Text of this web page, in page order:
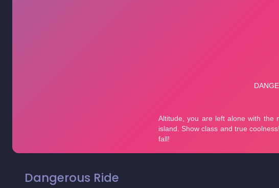
Dangerous Ride